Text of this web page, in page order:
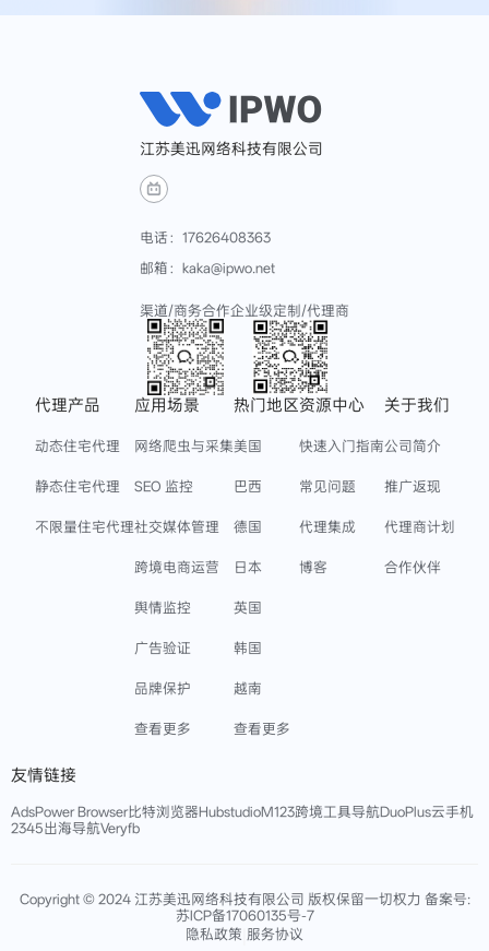
江苏美迅网络科技有限公司
电话：17626408363
邮箱：kaka@ipwo.net
渠道/商务合作企业级定制/代理商
代理产品
动态住宅代理
静态住宅代理
不限量住宅代理
应用场景
网络爬虫与采集
SEO 监控
社交媒体管理
跨境电商运营
舆情监控
广告验证
品牌保护
查看更多
热门地区
美国
巴西
德国
日本
英国
韩国
越南
查看更多
资源中心
快速入门指南
常见问题
代理集成
博客
关于我们
公司简介
推广返现
代理商计划
合作伙伴
友情链接
AdsPower Browser比特浏览器HubstudioM123跨境工具导航DuoPlus云手机
2345出海导航Veryfb
Copyright © 2024 江苏美迅网络科技有限公司 版权保留一切权力 备案号:
苏ICP备17060135号-7
隐私政策 服务协议